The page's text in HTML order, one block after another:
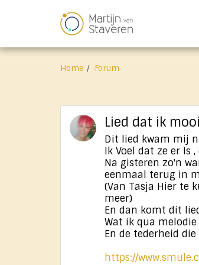
Home Forum
Lied dat ik
Dit lied kwam ​mij
Ik Voel dat ze er Is ,
Na gisteren zo'n
eenmaal terug in
(Van Tasja Hier te
meer)
En dan komt dit
Wat ik qua
En de tederheid
https://